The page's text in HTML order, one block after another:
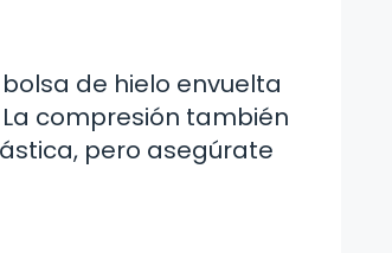
de hielo envuelta
compresión también
pero asegúrate